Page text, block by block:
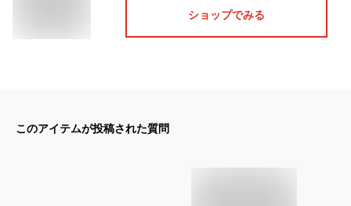
ショップでみる
このアイテムが投稿された質問